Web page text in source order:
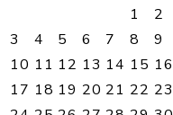
1
2
3
4 5 6 7 8
9
10 11 12 13 14 15 16
17 18 19 20 21 22 23